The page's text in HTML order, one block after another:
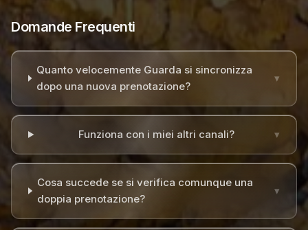
Domande Frequenti
Quanto velocemente Guarda si sincronizza
dopo una nuova prenotazione?
▾
Funziona con i miei altri canali? ▾
Cosa succede se si verifica comunque una
doppia prenotazione?
▾